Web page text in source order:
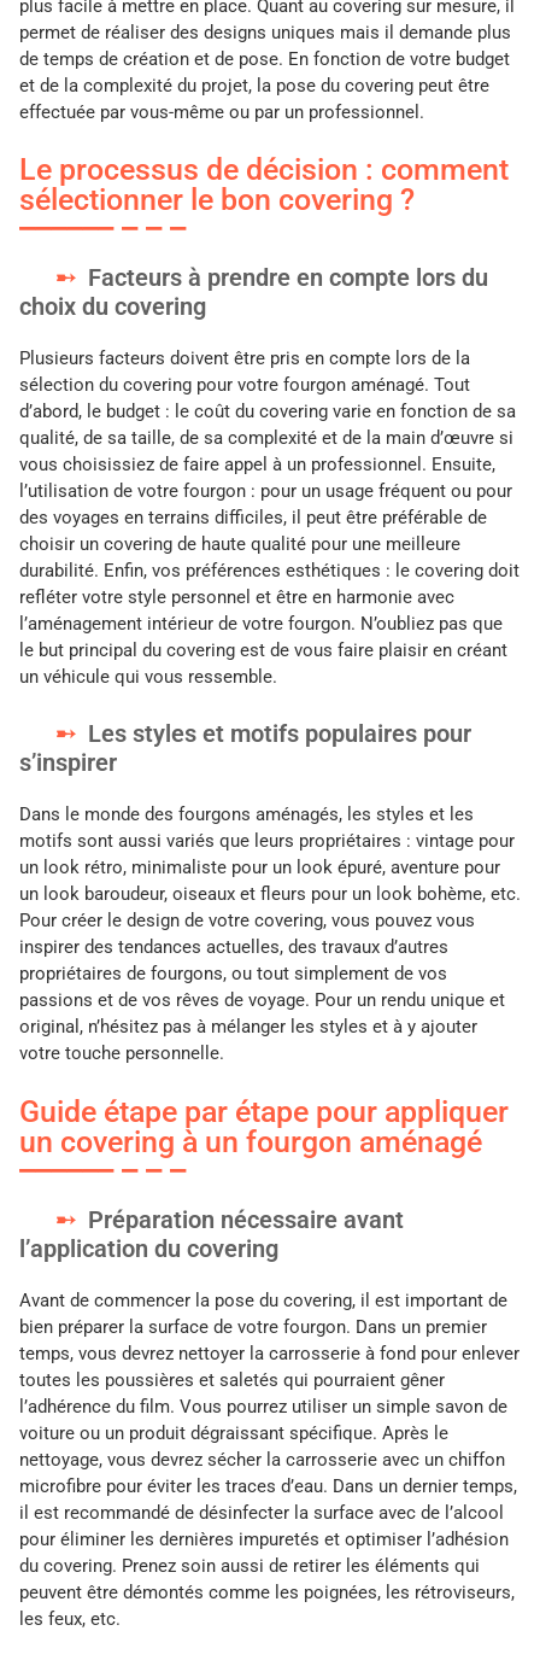
plus facile à mettre en place. Quant au covering sur mesure, il
permet de réaliser des designs uniques mais il demande plus
de temps de création et de pose. En fonction de votre budget
et de la complexité du projet, la pose du covering peut être
effectuée par vous-même ou par un professionnel.
Le processus de décision : comment
sélectionner le bon covering ?
Facteurs à prendre en compte lors du
choix du covering
Plusieurs facteurs doivent être pris en compte lors de la
sélection du covering pour votre fourgon aménagé. Tout
d’abord, le budget : le coût du covering varie en fonction de sa
qualité, de sa taille, de sa complexité et de la main d’œuvre si
vous choisissiez de faire appel à un professionnel. Ensuite,
l’utilisation de votre fourgon : pour un usage fréquent ou pour
des voyages en terrains difficiles, il peut être préférable de
choisir un covering de haute qualité pour une meilleure
durabilité. Enfin, vos préférences esthétiques : le covering doit
refléter votre style personnel et être en harmonie avec
l’aménagement intérieur de votre fourgon. N’oubliez pas que
le but principal du covering est de vous faire plaisir en créant
un véhicule qui vous ressemble.
Les styles et motifs populaires pour
s’inspirer
Dans le monde des fourgons aménagés, les styles et les
motifs sont aussi variés que leurs propriétaires : vintage pour
un look rétro, minimaliste pour un look épuré, aventure pour
un look baroudeur, oiseaux et fleurs pour un look bohème, etc.
Pour créer le design de votre covering, vous pouvez vous
inspirer des tendances actuelles, des travaux d’autres
propriétaires de fourgons, ou tout simplement de vos
passions et de vos rêves de voyage. Pour un rendu unique et
original, n’hésitez pas à mélanger les styles et à y ajouter
votre touche personnelle.
Guide étape par étape pour appliquer
un covering à un fourgon aménagé
Préparation nécessaire avant
l’application du covering
Avant de commencer la pose du covering, il est important de
bien préparer la surface de votre fourgon. Dans un premier
temps, vous devrez nettoyer la carrosserie à fond pour enlever
toutes les poussières et saletés qui pourraient gêner
l’adhérence du film. Vous pourrez utiliser un simple savon de
voiture ou un produit dégraissant spécifique. Après le
nettoyage, vous devrez sécher la carrosserie avec un chiffon
microfibre pour éviter les traces d’eau. Dans un dernier temps,
il est recommandé de désinfecter la surface avec de l’alcool
pour éliminer les dernières impuretés et optimiser l’adhésion
du covering. Prenez soin aussi de retirer les éléments qui
peuvent être démontés comme les poignées, les rétroviseurs,
les feux, etc.